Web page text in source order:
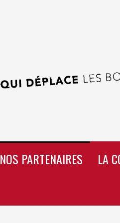
NOS PARTENAIRES
LA